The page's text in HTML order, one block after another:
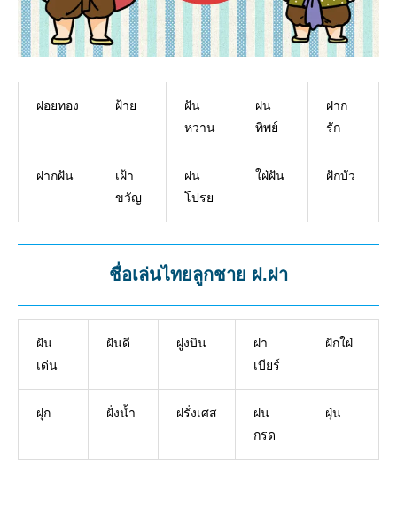
ฝอยทอง ฝ้าย
ฝัน
หวาน
ฝน
ทิพย์
ฝาก
รัก
ฝากฝัน
เฝ้า
ขวัญ
ฝน
โปรย
ใฝ่ฝัน ฝักบัว
ชื่อเล่นไทยลูกชาย ฝ.ฝา
ฝัน
เด่น
ฝันดี ฝูงบิน
ฝา
เบียร์
ฝักใฝ่
ฝุก ฝั่งน้ำ ฝรั่งเศส
ฝน
กรด
ฝุ่น